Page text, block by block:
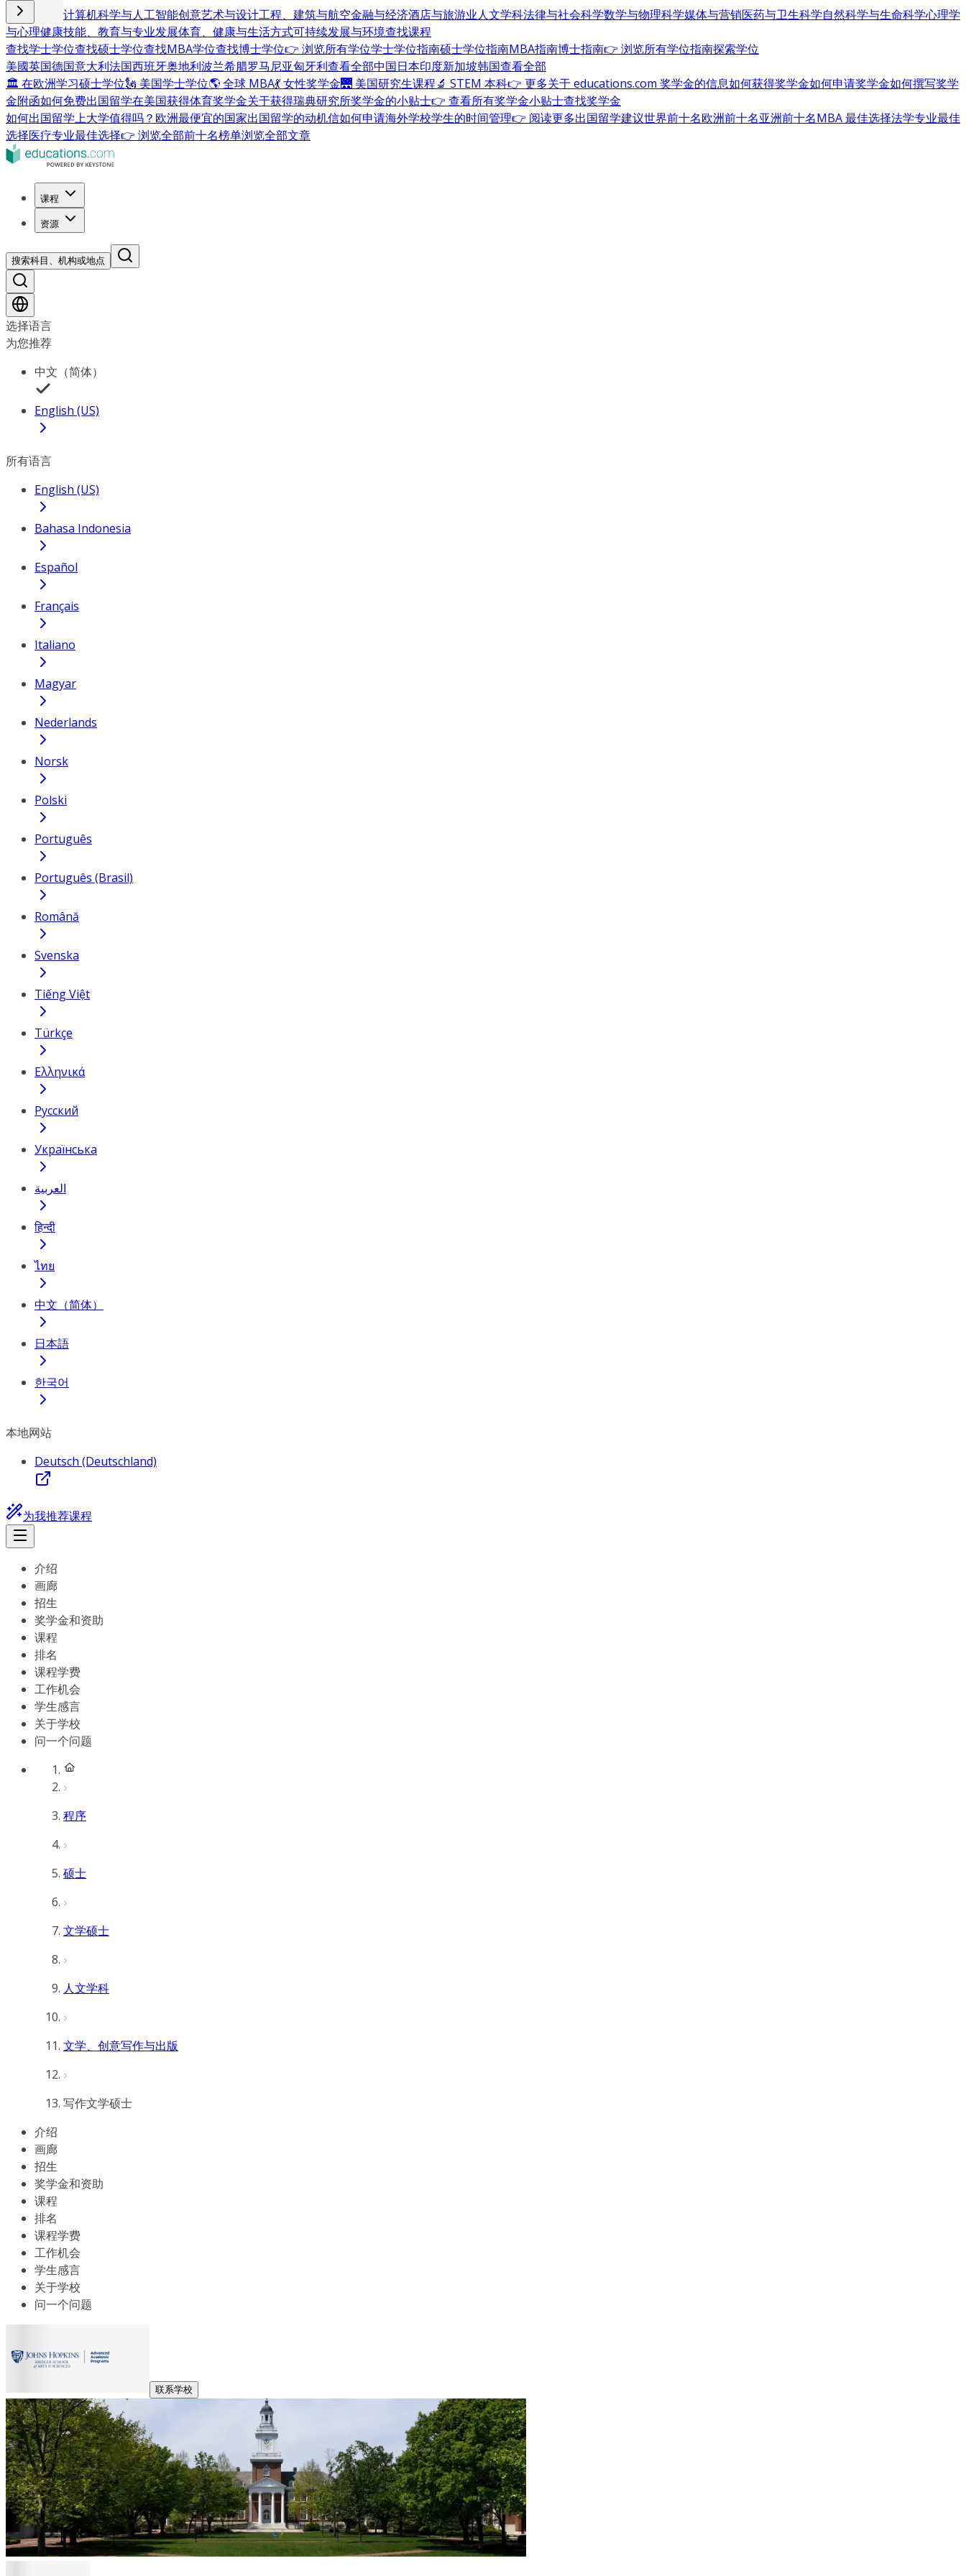
商业与管理 计算机科学与人工智能创意艺术与设计工程、建筑与航空金融与经济酒店与旅游业人文学科法律与社会科学数学与物理科学媒体与营销医药与卫生科学自然科学与生命科学心理学
与心理健康技能、教育与专业发展体育、健康与生活方式可持续发展与环境查找课程
查找学士学位查找硕士学位查找MBA学位查找博士学位👉 浏览所有学位学士学位指南硕士学位指南MBA指南博士指南👉 浏览所有学位指南探索学位
美國英国德国意大利法国西班牙奥地利波兰希腊罗马尼亚匈牙利查看全部中国日本印度新加坡韩国查看全部
🏛 在欧洲学习硕士学位🗽 美国学士学位🌎 全球 MBA💃 女性奖学金🌉 美国研究生课程🔬 STEM 本科👉 更多关于 educations.com 奖学金的信息如何获得奖学金如何申请奖学金如何撰写奖学
金附函如何免费出国留学在美国获得体育奖学金关于获得瑞典研究所奖学金的小贴士👉 查看所有奖学金小贴士查找奖学金
如何出国留学上大学值得吗？ 欧洲最便宜的国家出国留学的动机信如何申请海外学校学生的时间管理👉 阅读更多出国留学建议世界前十名欧洲前十名亚洲前十名MBA 最佳选择法学专业最佳
选择医疗专业最佳选择👉 浏览全部前十名榜单浏览全部文章
课程
资源
搜索科目、机构或地点
选择语言
为您推荐
中文（简体）
English (US)
所有语言
English (US)
Bahasa Indonesia
Español
Français
Italiano
Magyar
Nederlands
Norsk
Polski
Português
Português (Brasil)
Română
Svenska
Tiếng Việt
Türkçe
Ελληνικά
Русский
Українська
العربية
हिन्दी
ไทย
中文（简体）
日本語
한국어
本地网站
Deutsch (Deutschland)
为我推荐课程
介绍
画廊
招生
奖学金和资助
课程
排名
课程学费
工作机会
学生感言
关于学校
问一个问题
程序
硕士
文学硕士
人文学科
文学、创意写作与出版
写作文学硕士
介绍
画廊
招生
奖学金和资助
课程
排名
课程学费
工作机会
学生感言
关于学校
问一个问题
联系学校